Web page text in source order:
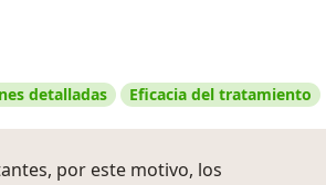
detalladas Eficacia del tratamiento
por este motivo, los